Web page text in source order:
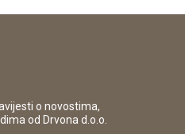
o novostima,
od Drvona d.o.o.